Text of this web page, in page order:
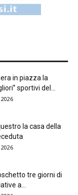
in piazza la
sportivi del...
la casa della
tre giorni di
a...